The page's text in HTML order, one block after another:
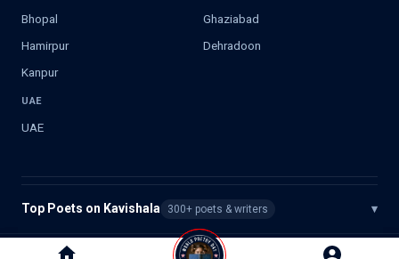
Bhopal
Ghaziabad
Hamirpur
Dehradoon
Kanpur
UAE
UAE
Top Poets on Kavishala 300+ poets & writers ▾